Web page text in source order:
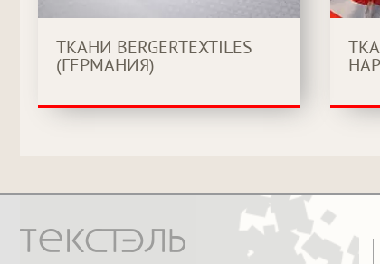
ТКАНИ BERGERTEXTILES
(ГЕРМАНИЯ)